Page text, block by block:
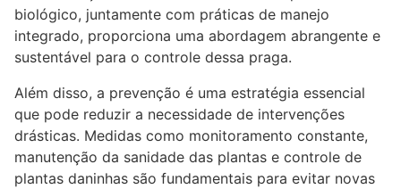
biológico, juntamente com práticas de manejo
integrado, proporciona uma abordagem abrangente e
sustentável para o controle dessa praga.
Além disso, a prevenção é uma estratégia essencial
que pode reduzir a necessidade de intervenções
drásticas. Medidas como monitoramento constante,
manutenção da sanidade das plantas e controle de
plantas daninhas são fundamentais para evitar novas